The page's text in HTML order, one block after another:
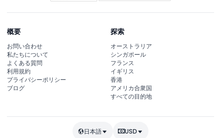
概要
お問い合わせ
私たちについて
よくある質問
利用規約
プライバシーポリシー
ブログ
探索
オーストラリア
シンガポール
フランス
イギリス
香港
アメリカ合衆国
すべての目的地
日本語 USD